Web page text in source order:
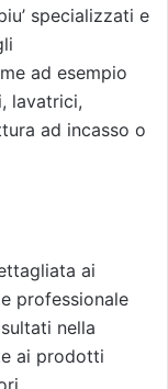
specializzati e
ad esempio
lavatrici,
ad incasso o
ai
professionale
nella
ai prodotti